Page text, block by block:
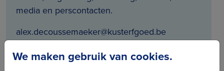
media en perscontacten.
alex.decoussemaeker@kusterfgoed.be
0472 94 01 59
We maken gebruik van cookies.